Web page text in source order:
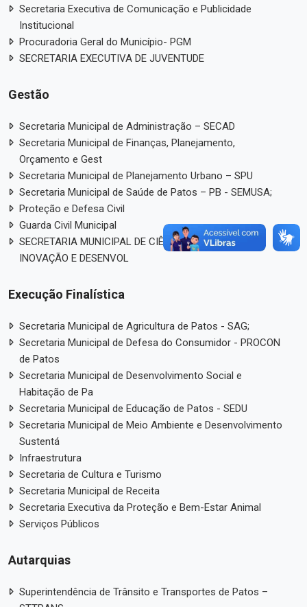
Secretaria Executiva de Comunicação e Publicidade
Institucional
Procuradoria Geral do Município- PGM
SECRETARIA EXECUTIVA DE JUVENTUDE
Gestão
Secretaria Municipal de Administração – SECAD
Secretaria Municipal de Finanças, Planejamento,
Orçamento e Gest
Secretaria Municipal de Planejamento Urbano – SPU
Secretaria Municipal de Saúde de Patos – PB - SEMUSA;
Proteção e Defesa Civil
Guarda Civil Municipal
SECRETARIA MUNICIPAL DE CIÊNCIA, TECNOLOGIA,
INOVAÇÃO E DESENVOL
Execução Finalística
Secretaria Municipal de Agricultura de Patos - SAG;
Secretaria Municipal de Defesa do Consumidor - PROCON
de Patos
Secretaria Municipal de Desenvolvimento Social e
Habitação de Pa
Secretaria Municipal de Educação de Patos - SEDU
Secretaria Municipal de Meio Ambiente e Desenvolvimento
Sustentá
Infraestrutura
Secretaria de Cultura e Turismo
Secretaria Municipal de Receita
Secretaria Executiva da Proteção e Bem-Estar Animal
Serviços Públicos
Autarquias
Superintendência de Trânsito e Transportes de Patos –